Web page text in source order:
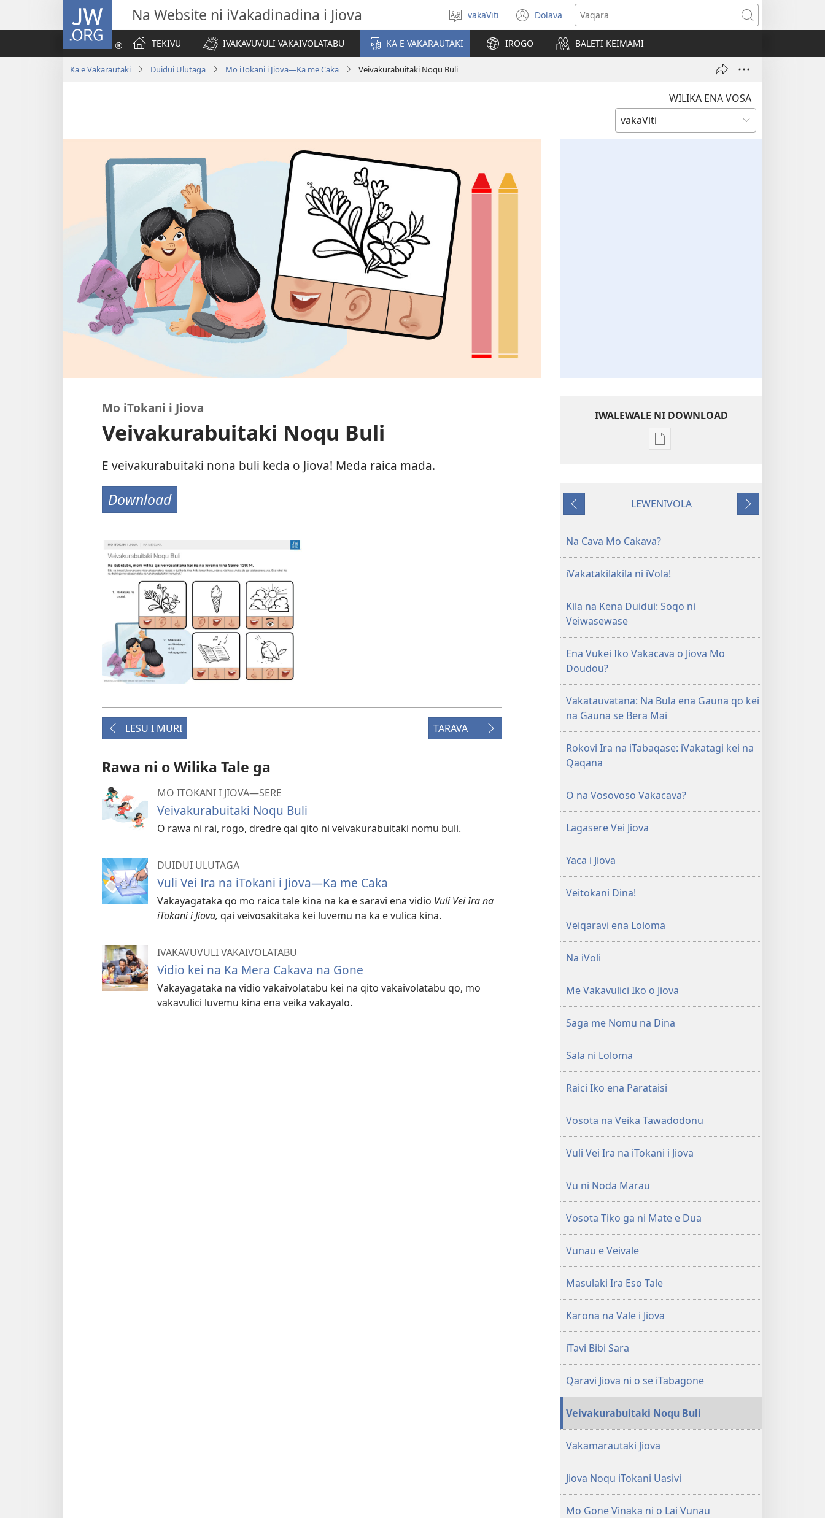
JW.ORG Na Website ni iVakadinadina i Jiova
Digia
na
Vosa
vakaViti Dolava
(opens
new
window)
Vaqara
TEKIVU
IVAKAVUVULI VAKAIVOLATABU KA E VAKARAUTAKI IROGO BALETI KEIMAMI
Ka e Vakarautaki Duidui Ulutaga Mo iTokani i Jiova​—Ka me Caka Veivakurabuitaki Noqu Buli
WILIKA ENA VOSA
Mo iTokani i Jiova
Veivakurabuitaki Noqu Buli
E veivakurabuitaki nona buli keda o Jiova! Meda raica mada.
Download
LESU I MURI TARAVA
Rawa ni o Wilika Tale ga
MO ITOKANI I JIOVA​—SERE
Veivakurabuitaki Noqu Buli
O rawa ni rai, rogo, dredre qai qito ni veivakurabuitaki nomu buli.
DUIDUI ULUTAGA
Vuli Vei Ira na iTokani i Jiova​—Ka me Caka
Vakayagataka qo mo raica tale kina na ka e saravi ena vidio Vuli Vei Ira na
iTokani i Jiova, qai veivosakitaka kei luvemu na ka e vulica kina.
IVAKAVUVULI VAKAIVOLATABU
Vidio kei na Ka Mera Cakava na Gone
Vakayagataka na vidio vakaivolatabu kei na qito vakaivolatabu qo, mo
vakavulici luvemu kina ena veika vakayalo.
IWALEWALE NI DOWNLOAD
Sala
na
e
iTokani
i
Jiova​
Ka
me
LESU
I
MURI
LEWENIVOLA
TARAVA
Na Cava Mo Cakava?
iVakatakilakila ni iVola!
Kila na Kena Duidui: Soqo ni
Veiwasewase
Ena Vukei Iko Vakacava o Jiova Mo
Doudou?
Vakatauvatana: Na Bula ena Gauna qo kei
na Gauna se Bera Mai
Rokovi Ira na iTabaqase: iVakatagi kei na
Qaqana
O na Vosovoso Vakacava?
Lagasere Vei Jiova
Yaca i Jiova
Veitokani Dina!
Veiqaravi ena Loloma
Na iVoli
Me Vakavulici Iko o Jiova
Saga me Nomu na Dina
Sala ni Loloma
Raici Iko ena Parataisi
Vosota na Veika Tawadodonu
Vuli Vei Ira na iTokani i Jiova
Vu ni Noda Marau
Vosota Tiko ga ni Mate e Dua
Vunau e Veivale
Masulaki Ira Eso Tale
Karona na Vale i Jiova
iTavi Bibi Sara
Qaravi Jiova ni o se iTabagone
Veivakurabuitaki Noqu Buli
Vakamarautaki Jiova
Jiova Noqu iTokani Uasivi
Mo Gone Vinaka ni o Lai Vunau